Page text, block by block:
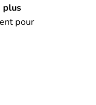
plus
pour